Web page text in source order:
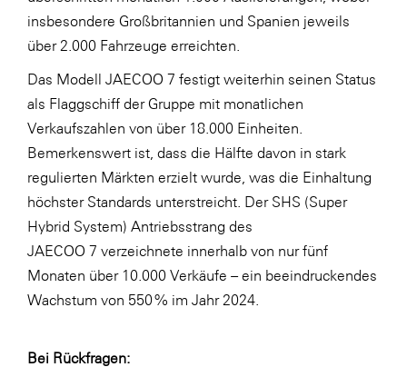
insbesondere Großbritannien und Spanien jeweils
über 2.000 Fahrzeuge erreichten.
Das Modell JAECOO 7 festigt weiterhin seinen Status
als Flaggschiff der Gruppe mit monatlichen
Verkaufszahlen von über 18.000 Einheiten.
Bemerkenswert ist, dass die Hälfte davon in stark
regulierten Märkten erzielt wurde, was die Einhaltung
höchster Standards unterstreicht. Der SHS (Super
Hybrid System) Antriebsstrang des
JAECOO 7 verzeichnete innerhalb von nur fünf
Monaten über 10.000 Verkäufe – ein beeindruckendes
Wachstum von 550 % im Jahr 2024.
Bei Rückfragen: